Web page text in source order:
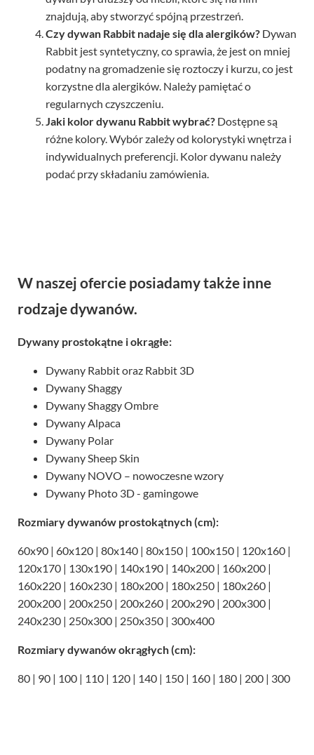
znajdują, aby stworzyć spójną przestrzeń.
Czy dywan Rabbit nadaje się dla alergików? Dywan
Rabbit jest syntetyczny, co sprawia, że jest on mniej
podatny na gromadzenie się roztoczy i kurzu, co jest
korzystne dla alergików. Należy pamiętać o
regularnych czyszczeniu.
Jaki kolor dywanu Rabbit wybrać? Dostępne są
różne kolory. Wybór zależy od kolorystyki wnętrza i
indywidualnych preferencji. Kolor dywanu należy
podać przy składaniu zamówienia.
W naszej ofercie posiadamy także inne
rodzaje dywanów.
Dywany prostokątne i okrągłe:
Dywany Rabbit oraz Rabbit 3D
Dywany Shaggy
Dywany Shaggy Ombre
Dywany Alpaca
Dywany Polar
Dywany Sheep Skin
Dywany NOVO – nowoczesne wzory
Dywany Photo 3D - gamingowe
Rozmiary dywanów prostokątnych (cm):
60x90 | 60x120 | 80x140 | 80x150 | 100x150 | 120x160 |
120x170 | 130x190 | 140x190 | 140x200 | 160x200 |
160x220 | 160x230 | 180x200 | 180x250 | 180x260 |
200x200 | 200x250 | 200x260 | 200x290 | 200x300 |
240x230 | 250x300 | 250x350 | 300x400
Rozmiary dywanów okrągłych (cm):
80 | 90 | 100 | 110 | 120 | 140 | 150 | 160 | 180 | 200 | 300